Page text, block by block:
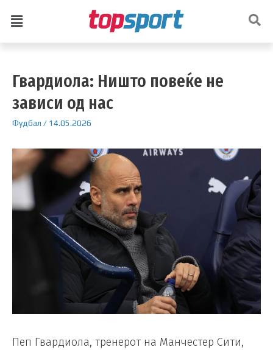
Гвардиола: Ништо повеќе не
зависи од нас
Фудбал / 14.05.2026
Пеп Гвардиола, тренерот на Манчестер Сити,